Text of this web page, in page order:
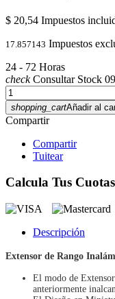
$ 20,54 Impuestos
17.857143 Impuestos
24 - 72 Horas
checkConsultar Stock
shopping_cartAñadir al
Compartir
Compartir
Tuitear
Calcula Tus Cuotas
Descripción
Extensor de Rango
El modo de
anteriormente